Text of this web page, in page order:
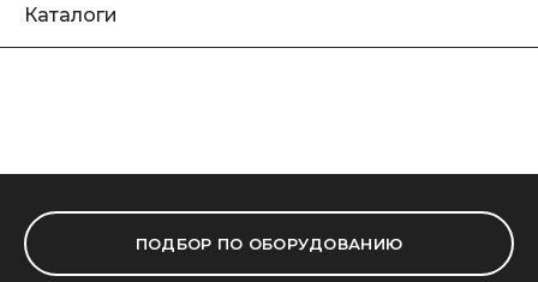
Каталоги
ПОДБОР ПО ОБОРУДОВАНИЮ